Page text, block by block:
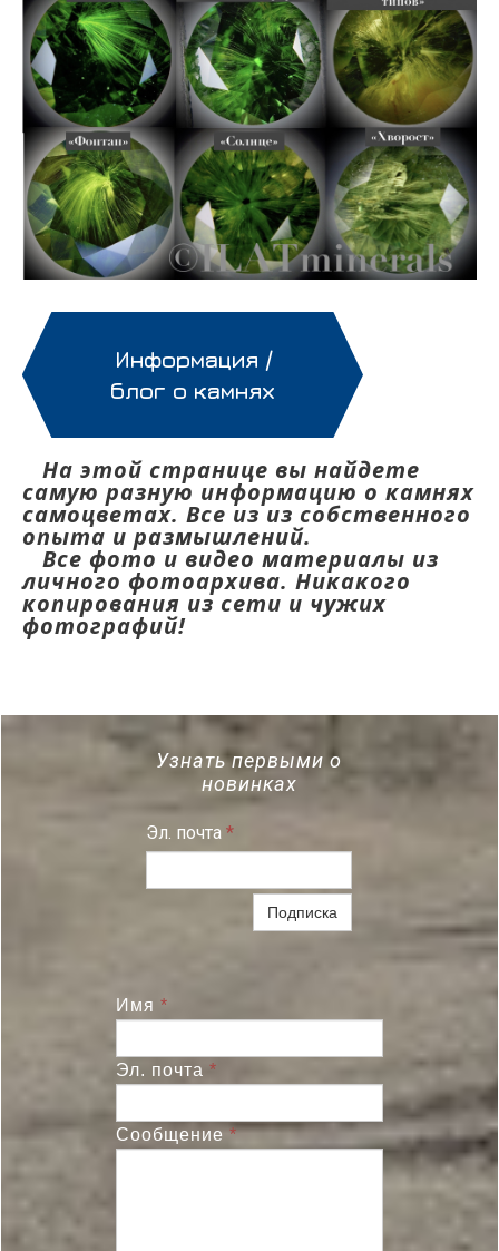
Информация /
блог о камнях
На этой странице вы найдете
самую разную информацию о камнях
самоцветах. Все из из собственного
опыта и размышлений.
Все фото и видео материалы из
личного фотоархива. Никакого
копирования из сети и чужих
фотографий!
Узнать первыми о
новинках
Эл. почта *
Подписка
Имя *
Эл. почта *
Сообщение *